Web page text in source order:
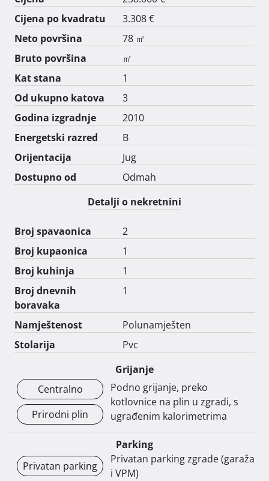
Mail: cvitkusic32@bluewin.ch
Cijena po kvadratu
3.308 €
Neto površina
78 ㎡
Bruto površina
㎡
Kat stana
1
Od ukupno katova
3
Godina izgradnje
2010
Energetski razred
B
Orijentacija
Jug
Dostupno od
Odmah
Detalji o nekretnini
Broj spavaonica
2
Broj kupaonica
1
Broj kuhinja
1
Broj dnevnih
boravaka
1
Namještenost
Polunamješten
Stolarija
Pvc
Grijanje
Centralno
Prirodni plin
Podno grijanje, preko
kotlovnice na plin u zgradi, s
ugrađenim kalorimetrima
Parking
Privatan parking
Privatan parking zgrade (garaža
i VPM)